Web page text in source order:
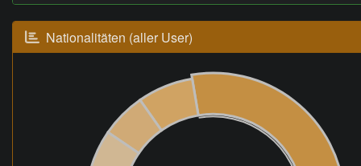
Nationalitäten (aller User)